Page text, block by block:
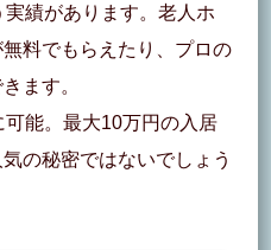
績があります。老人ホ
料でもらえたり、プロの
ます。
能。最大10万円の入居
の秘密ではないでしょう